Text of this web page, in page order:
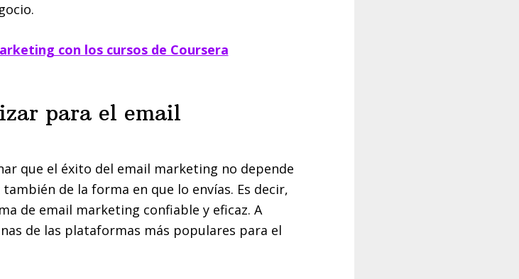
con los cursos de Coursera
para el email
que el éxito del email marketing no depende
de la forma en que lo envías. Es decir,
de email marketing confiable y eficaz. A
de las plataformas más populares para el